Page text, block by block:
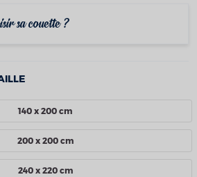
sa couette ?
140 x 200 cm
200 x 200 cm
240 x 220 cm